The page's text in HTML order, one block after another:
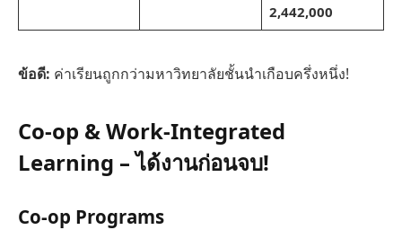
2,442,000
ข้อดี: ค่าเรียนถูกกว่ามหาวิทยาลัยชั้นนำเกือบครึ่งหนึ่ง!
Co-op & Work-Integrated
Learning – ได้งานก่อนจบ!
Co-op Programs